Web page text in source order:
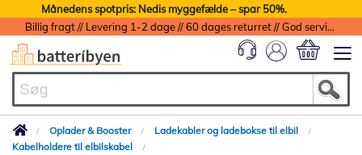
Månedens spotpris: Nedis myggefælde – spar 50%.
Billig fragt // Levering 1-2 dage // 60 dages returret // God service med garanti
Oplader & Booster
Ladekabler og ladebokse til elbil
Kabelholdere til elbilskabel